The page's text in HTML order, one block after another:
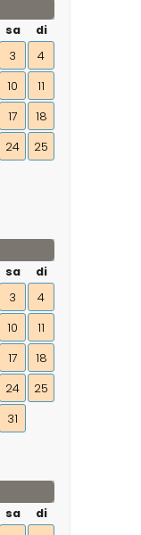
sa
di
3
4
10
11
17
18
24
25
sa
di
3
4
10
11
17
18
24
25
31
sa
di